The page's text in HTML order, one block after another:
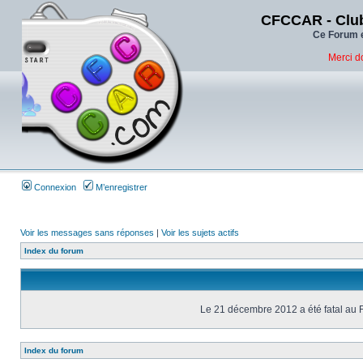
CFCCAR -
Ce Forum
Merci
Connexion M’enregistrer
Voir les messages sans réponses | Voir les sujets actifs
Index du forum
Le 21 décembre 2012 a été fatal au
Index du forum